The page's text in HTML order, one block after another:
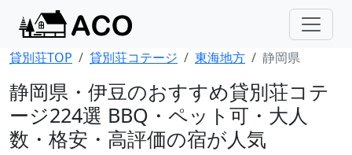
貸別荘TOP 貸別荘コテージ 東海地方 静岡県
静岡県・伊豆のおすすめ貸別荘コテ
ージ224選 BBQ・ペット可・大人
数・格安・高評価の宿が人気